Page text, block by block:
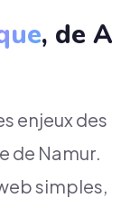
, de A
enjeux des
de Namur.
simples,